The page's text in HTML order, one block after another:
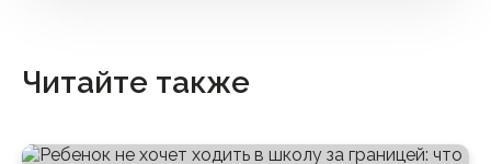
Читайте также